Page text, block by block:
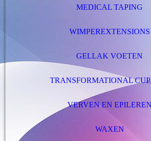
MEDICAL TAPING
WIMPEREXTENSIONS
GELLAK VOETEN
TRANSFORMATIONAL
VERVEN EN EPILEREN
WAXEN